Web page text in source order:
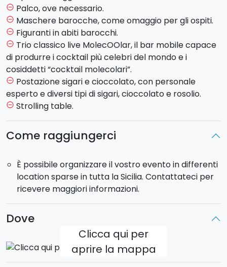
remove_circle_outline Palco, ove necessario.
remove_circle_outline Maschere barocche, come omaggio per gli ospiti.
remove_circle_outline Figuranti in abiti barocchi.
remove_circle_outline Trio classico live MolecOOlar, il bar mobile capace
di produrre i cocktail più celebri del mondo e i
cosiddetti “cocktail molecolari”.
remove_circle_outline Postazione sigari e cioccolato, con personale
esperto e diversi tipi di sigari, cioccolato e rosolio.
remove_circle_outline Strolling table.
Come raggiungerci
È possibile organizzare il vostro evento in differenti
location sparse in tutta la Sicilia. Contattateci per
ricevere maggiori informazioni.
Dove
Clicca qui per
aprire la mappa